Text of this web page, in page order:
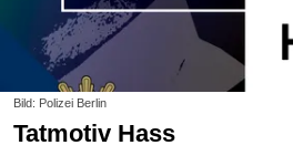
Bild: Polizei Berlin
Tatmotiv Hass